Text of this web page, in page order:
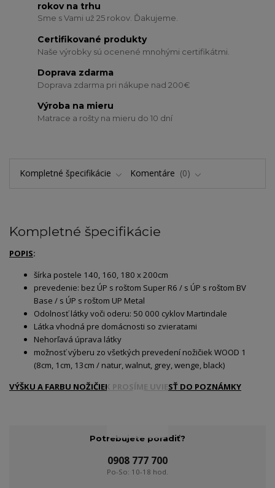
rokov na trhu
Sme s Vami už 25 rokov. Ďakujeme.
Certifikované produkty
Naše výrobky sú ocenené mnohými certifikátmi.
Doprava zdarma
Doprava zdarma pri nákupe nad 200€
Výroba na mieru
Matrace a rošty na mieru do 10 dní
Kompletné špecifikácie Komentáre 0
Kompletné špecifikácie
POPIS:
šírka postele 140, 160, 180 x 200cm
prevedenie: bez ÚP s roštom Super R6 / s ÚP s roštom BV
Base / s ÚP s roštom UP Metal
Odolnosť látky voči oderu: 50 000 cyklov Martindale
Látka vhodná pre domácnosti so zvieratami
Nehorľavá úprava látky
možnosť výberu zo všetkých prevedení nožičiek WOOD 1
(8cm, 1cm, 13cm / natur, walnut, grey, wenge, black)
VÝŠKU A FARBU NOŽIČIEK PROSÍME UVIESŤ DO POZNÁMKY
Potrebujete poradiť?
0908 777 700
Po-So: 10-18 hod.